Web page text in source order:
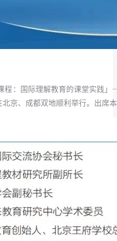
程：国际理解教育的课堂实践
京、成都双地顺利举行。出席